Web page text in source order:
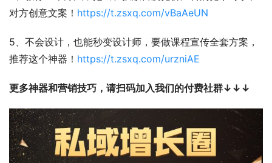
对方创意文案！ https://t.zsxq.com/vBaAeUN
5、不会设计，也能秒变设计师，要做课程宣传全套方案，
推荐这个神器！ https://t.zsxq.com/urzniAE
更多神器和营销技巧，请扫码加入我们的付费社群↓↓↓